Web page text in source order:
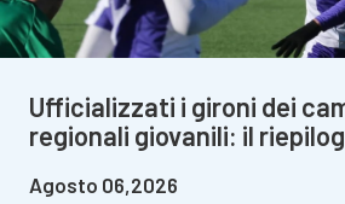
Ufficializzati i gironi dei
regionali giovanili: il
Agosto 06,2026